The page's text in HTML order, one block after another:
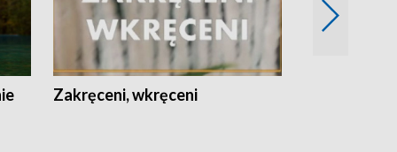
Zakręceni, wkręceni